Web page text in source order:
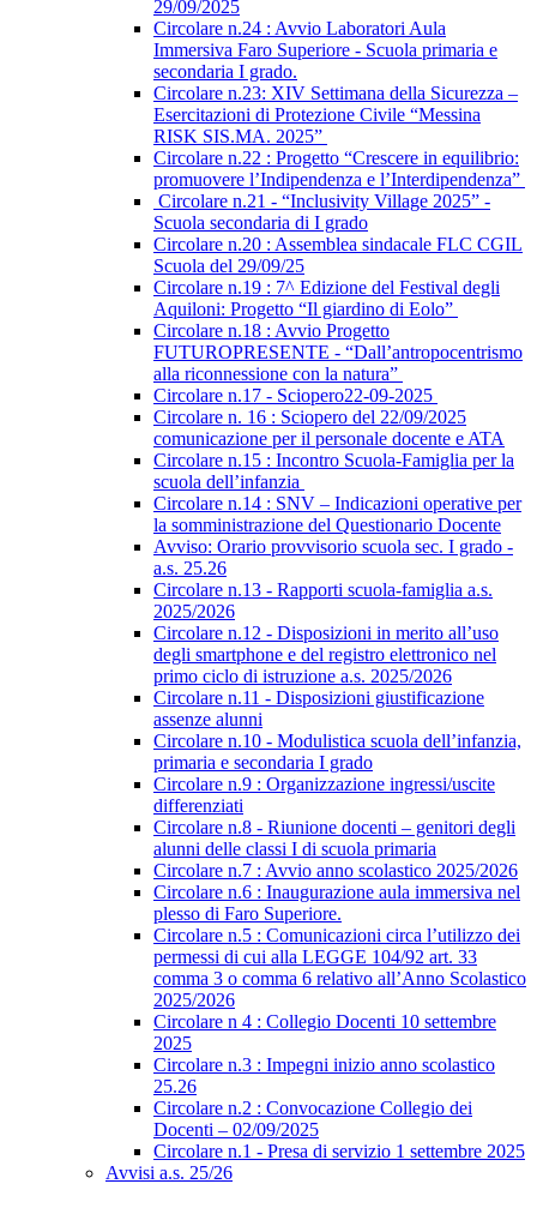
29/09/2025
Circolare n.24 : Avvio Laboratori Aula
Immersiva Faro Superiore - Scuola primaria e
secondaria I grado.
Circolare n.23: XIV Settimana della Sicurezza –
Esercitazioni di Protezione Civile “Messina
RISK SIS.MA. 2025”
Circolare n.22 : Progetto “Crescere in equilibrio:
promuovere l’Indipendenza e l’Interdipendenza”
Circolare n.21 - “Inclusivity Village 2025” -
Scuola secondaria di I grado
Circolare n.20 : Assemblea sindacale FLC CGIL
Scuola del 29/09/25
Circolare n.19 : 7^ Edizione del Festival degli
Aquiloni: Progetto “Il giardino di Eolo”
Circolare n.18 : Avvio Progetto
FUTUROPRESENTE - “Dall’antropocentrismo
alla riconnessione con la natura”
Circolare n.17 - Sciopero22-09-2025
Circolare n. 16 : Sciopero del 22/09/2025
comunicazione per il personale docente e ATA
Circolare n.15 : Incontro Scuola-Famiglia per la
scuola dell’infanzia
Circolare n.14 : SNV – Indicazioni operative per
la somministrazione del Questionario Docente
Avviso: Orario provvisorio scuola sec. I grado -
a.s. 25.26
Circolare n.13 - Rapporti scuola-famiglia a.s.
2025/2026
Circolare n.12 - Disposizioni in merito all’uso
degli smartphone e del registro elettronico nel
primo ciclo di istruzione a.s. 2025/2026
Circolare n.11 - Disposizioni giustificazione
assenze alunni
Circolare n.10 - Modulistica scuola dell’infanzia,
primaria e secondaria I grado
Circolare n.9 : Organizzazione ingressi/uscite
differenziati
Circolare n.8 - Riunione docenti – genitori degli
alunni delle classi I di scuola primaria
Circolare n.7 : Avvio anno scolastico 2025/2026
Circolare n.6 : Inaugurazione aula immersiva nel
plesso di Faro Superiore.
Circolare n.5 : Comunicazioni circa l’utilizzo dei
permessi di cui alla LEGGE 104/92 art. 33
comma 3 o comma 6 relativo all’Anno Scolastico
2025/2026
Circolare n 4 : Collegio Docenti 10 settembre
2025
Circolare n.3 : Impegni inizio anno scolastico
25.26
Circolare n.2 : Convocazione Collegio dei
Docenti – 02/09/2025
Circolare n.1 - Presa di servizio 1 settembre 2025
Avvisi a.s. 25/26